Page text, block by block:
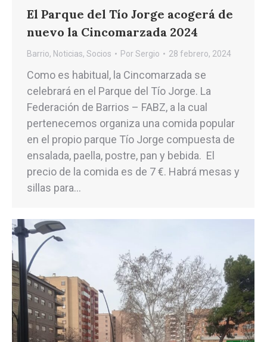
El Parque del Tío Jorge acogerá de
nuevo la Cincomarzada 2024
Barrio, Noticias, Socios PorSergio 28 febrero, 2024
Como es habitual, la Cincomarzada se
celebrará en el Parque del Tío Jorge. La
Federación de Barrios – FABZ, a la cual
pertenecemos organiza una comida popular
en el propio parque Tío Jorge compuesta de
ensalada, paella, postre, pan y bebida. El
precio de la comida es de 7 €. Habrá mesas y
sillas para…